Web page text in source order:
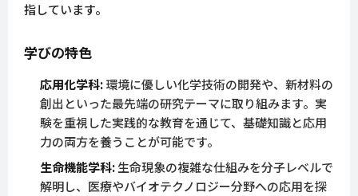
指しています。
学びの特色
応用化学科:環境に優しい化学技術の開発や、新材料の
創出といった最先端の研究テーマに取り組みます。実
験を重視した実践的な教育を通じて、基礎知識と応用
力の両方を養うことが可能です。
生命機能学科:生命現象の複雑な仕組みを分子レベルで
解明し、医療やバイオテクノロジー分野への応用を探